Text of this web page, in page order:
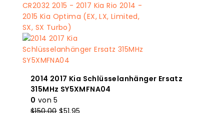
2014 2017 Kia Schlüsselanhänger Ersatz
315MHz SY5XMFNA04
0 von 5